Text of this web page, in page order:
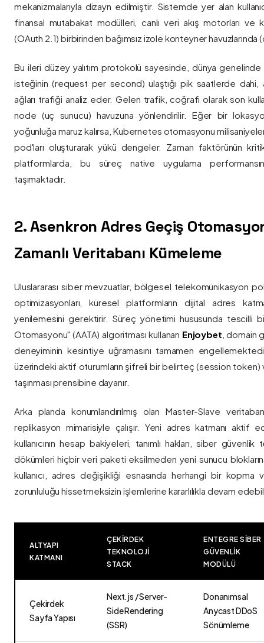
mekanizmalarıyla dizayn edilmiştir. Sistemde yer alan
finansal mutabakat modülleri, canlı veri akış motorları ve
(OAuth 2.1) birbirinden bağımsız izole konteyner havuzlarında
Bu ileri düzey yalıtım protokolü sayesinde, dünya genelinde
isteğinin (request per second) ulaştığı pik saatlerde dahi,
ağları trafiği analiz eder. Gelen trafik, coğrafi olarak son
node (uç sunucu) havuzuna yönlendirilir. Eğer bir
yoğunluğa maruz kalırsa, Kubernetes otomasyonu
pod'ları oluşturarak yükü dengeler. Zaman faktörünün
platformlarda, bu süreç native uygulama
taşımaktadır.
2. Asenkron Adres Geçiş
Zamanlı Veritabanı Kümeleme
Uluslararası siber mevzuatlar, bölgesel telekomünikasyon
optimizasyonları, küresel platformların dijital adres
yenilemesini gerektirir. Süreç yönetimi hususunda tescilli
Otomasyonu" (AATA) algoritması kullanan Enjoybet , domain
deneyiminin kesintiye uğramasını tamamen
üzerindeki aktif oturumların şifreli bir belirteç (session token)
taşınması prensibine dayanır.
Arka planda konumlandırılmış olan Master-Slave
replikasyon mimarisiyle çalışır. Yeni adres katmanı aktif
kullanıcının hesap bakiyeleri, tanımlı hakları, siber
dökümleri hiçbir veri paketi eksilmeden yeni sunucu
kullanıcı, adres değişikliği esnasında herhangi bir
zorunluluğu hissetmeksizin işlemlerine kararlılıkla devam
ALTYAPI
KATMANI
ÇEKIRDEK
TEKNOLOJI
STACK
ENTEGRE SIBER
GÜVENLIK
MODÜLÜ
Çekirdek
Sayfa Yapısı
Next.js / Server-
Side Rendering
(SSR)
Donanımsal
Anycast DDoS
Sönümleme